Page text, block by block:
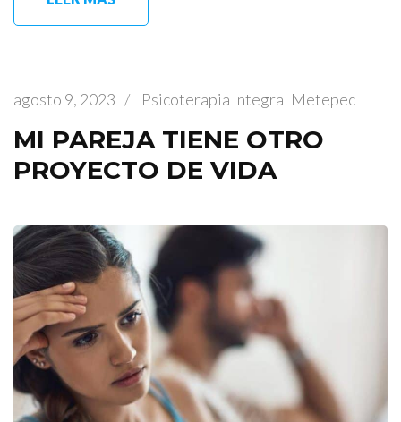
agosto 9, 2023 / Psicoterapia Integral Metepec
MI PAREJA TIENE OTRO
PROYECTO DE VIDA